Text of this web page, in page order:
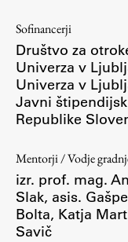
Sofinancerji
Društvo za
Univerza v
Univerza v
Javni
Republike
Mentorji / Vodje
izr. prof. mag.
Slak, asis.
Bolta, Katja
Savič